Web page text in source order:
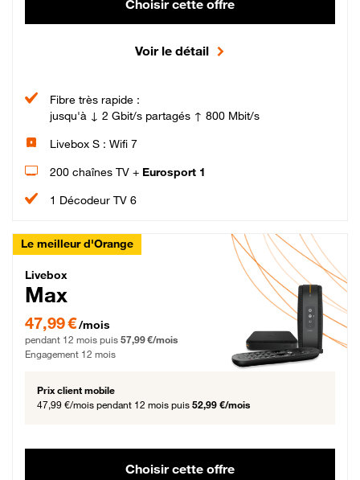
Choisir cette offre
Voir le détail
Fibre très rapide :
jusqu'à ↓ 2 Gbit/s partagés ↑ 800 Mbit/s
Livebox S : Wifi 7
200 chaînes TV + Eurosport 1
1 Décodeur TV 6
Le meilleur d'Orange
Livebox Max Fibre
Livebox
Max
47,99 € par mois pendant 12 mois puis 57,99 € par mois, Engagement 12 mois
47,99 €/mois
pendant 12 mois puis 57,99 €/mois
Engagement 12 mois
Prix client mobile
47,99 €/mois pendant 12 mois puis 52,99 €/mois
Choisir cette offre